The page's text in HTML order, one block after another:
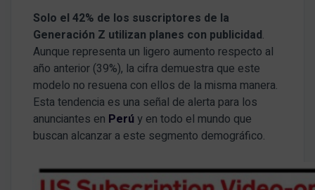
Solo el 42% de los suscriptores de la
Generación Z utilizan planes con publicidad.
Aunque representa un ligero aumento respecto al
año anterior (39%), la cifra demuestra que este
modelo no resuena con ellos de la misma manera.
Esta tendencia es una señal de alerta para los
anunciantes en Perú y en todo el mundo que
buscan alcanzar a este segmento demográfico.